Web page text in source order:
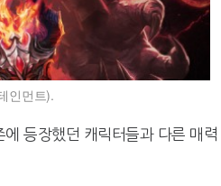
인먼트).
등장했던 캐릭터들과 다른 매력